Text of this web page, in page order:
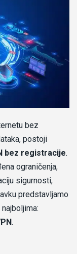
bez
postoji
bez registracije.
ograničenja,
sigurnosti,
predstavljamo
.